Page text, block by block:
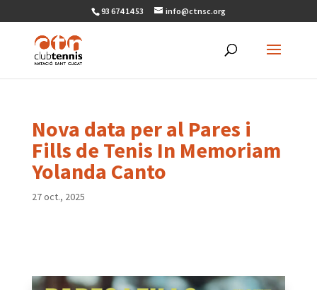
93 674 14 53 info@ctnsc.org
Nova data per al Pares i
Fills de Tenis In Memoriam
Yolanda Canto
27 oct., 2025